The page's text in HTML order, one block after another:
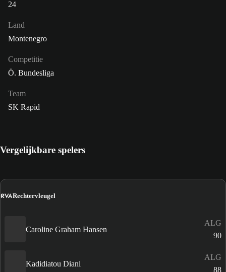
24
Land
Montenegro
Competitie
Ö. Bundesliga
Team
SK Rapid
Vergelijkbare spelers
RVARechtervleugel
Caroline Graham Hansen
ALG
90
Kadidiatou Diani
ALG
88